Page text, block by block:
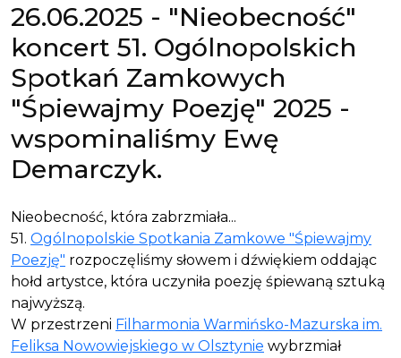
26.06.2025 - "Nieobecność"
koncert 51. Ogólnopolskich
Spotkań Zamkowych
"Śpiewajmy Poezję" 2025 -
wspominaliśmy Ewę
Demarczyk.
Nieobecność, która zabrzmiała...
51. Ogólnopolskie Spotkania Zamkowe "Śpiewajmy
Poezję" rozpoczęliśmy słowem i dźwiękiem oddając
hołd artystce, która uczyniła poezję śpiewaną sztuką
najwyższą.
W przestrzeni Filharmonia Warmińsko-Mazurska im.
Feliksa Nowowiejskiego w Olsztynie wybrzmiał